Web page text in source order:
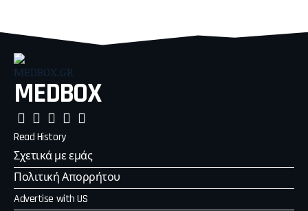
MEDBOX
Read History
Σχετικά με εμάς
Πολιτική Απορρήτου
Advertise with US